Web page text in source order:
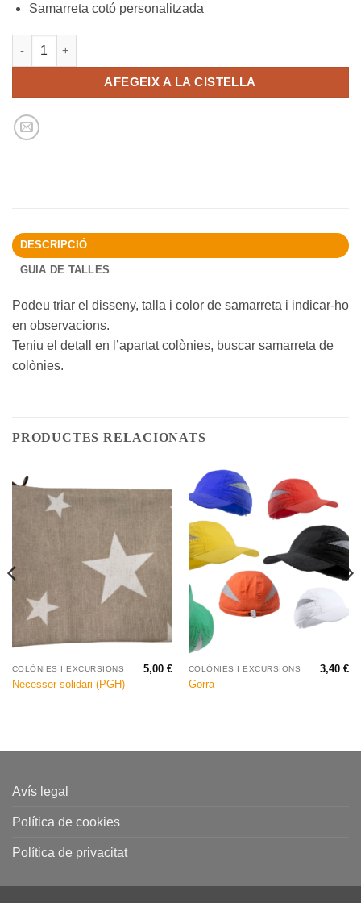
Samarreta cotó personalitzada
quantitat de 'KIT' reduït colònies
AFEGEIX A LA CISTELLA
DESCRIPCIÓ
GUIA DE TALLES
Podeu triar el disseny, talla i color de samarreta i indicar-ho
en observacions.
Teniu el detall en l’apartat colònies, buscar samarreta de
colònies.
PRODUCTES RELACIONATS
COLÒNIES I EXCURSIONS
Necesser solidari (PGH)
5,00€ COLÒNIES I EXCURSIONS
Gorra
3,40€
Avís legal
Política de cookies
Política de privacitat